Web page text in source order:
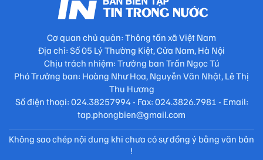
Cơ quan chủ quản: Thông tấn xã Việt Nam
Địa chỉ: Số 05 Lý Thường Kiệt, Cửa Nam, Hà Nội
Chịu trách nhiệm: Trưởng ban Trần Ngọc Tú
Phó Trưởng ban: Hoàng Như Hoa, Nguyễn Văn Nhật, Lê Thị
Thu Hương
Số điện thoại: 024.38257994 - Fax: 024.3826.7981 - Email:
tap.phongbien@gmail.com
Không sao chép nội dung khi chưa có sự đồng ý bằng văn bản
!